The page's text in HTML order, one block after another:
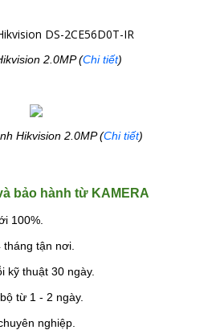
2.0MP (Chi tiết)
Hikvision 2.0MP (Chi tiết)
bảo hành từ KAMERA
100%.
tận nơi.
kỹ thuật 30 ngày.
từ 1 - 2 ngày.
nghiệp.